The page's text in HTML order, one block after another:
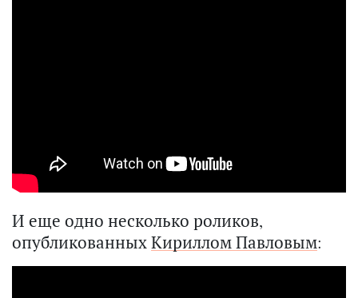
И еще одно несколько роликов,
опубликованныхКириллом Павловым: